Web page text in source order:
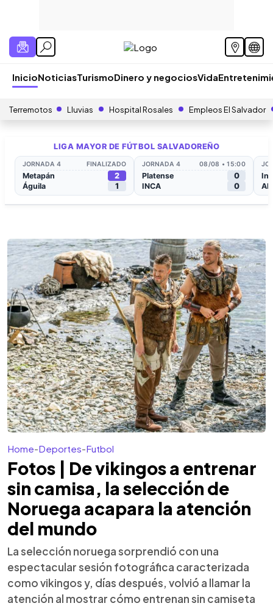
InicioNoticiasTurismoDinero y negociosVida
Terremotos Lluvias Hospital Rosales Empleos El Salvador
Home-Deportes-Futbol
Fotos | De vikingos a entrenar
sin camisa, la selección de
Noruega acapara la atención
del mundo
La selección noruega sorprendió con una
espectacular sesión fotográfica caracterizada
como vikingos y, días después, volvió a llamar la
atención al mostrar cómo entrenan sin camiseta